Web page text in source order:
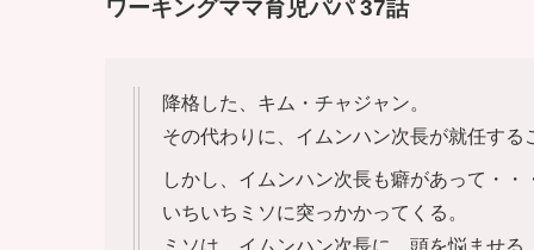
ワーキングママ育児パパ 37話
降格した、キム・チャジャン。
その代わりに、イムンハン次長が就任する
しかし、イムンハン次長も癖があって・・
いちいちミソに突っかかってくる。